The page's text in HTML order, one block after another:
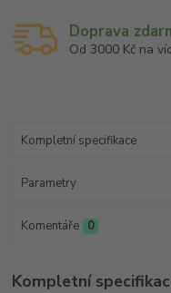
Doprava
Od 3000 Kč na
Kompletní specifikace
Parametry
Komentáře 0
Kompletní